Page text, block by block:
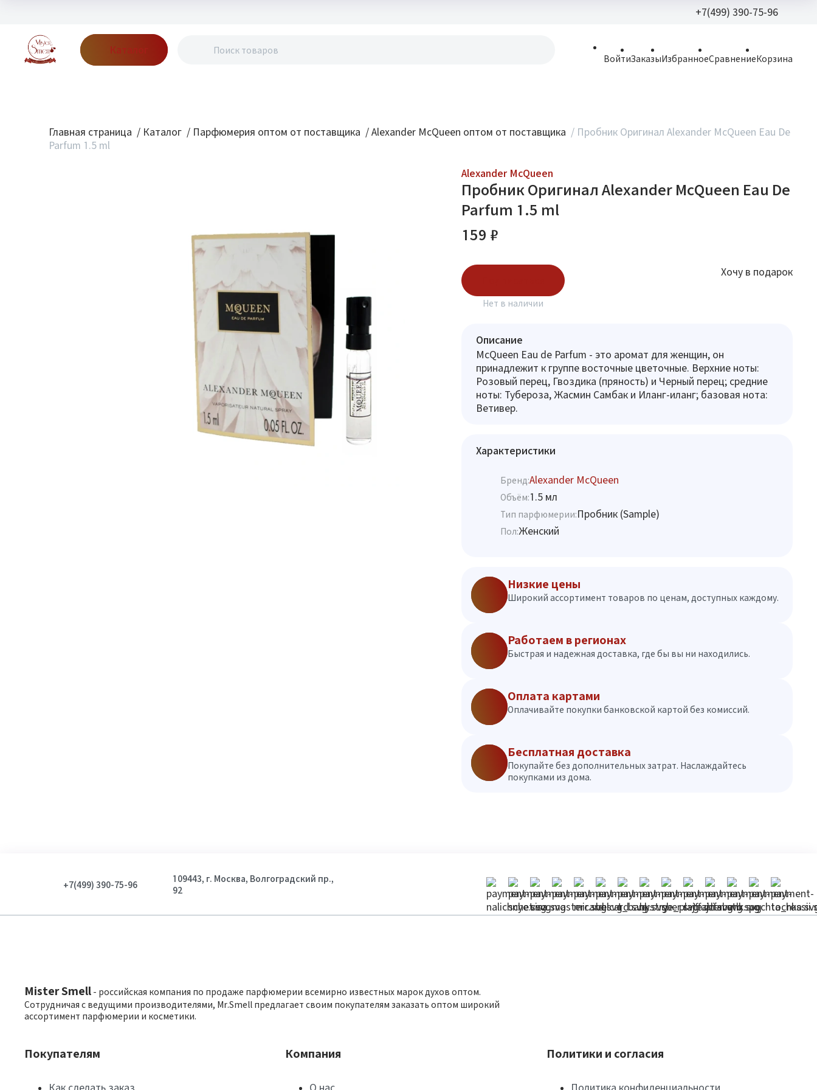
+7(499) 390-75-96
Волгоградский
Каталог
ВойтиЗаказыИзбранноеСравнениеКорзина
Главная страница / Каталог / Парфюмерия оптом от поставщика / Alexander McQueen оптом от поставщика / Пробник Оригинал Alexander McQueen Eau De
Parfum 1.5 ml
Alexander McQueen
Пробник Оригинал Alexander McQueen Eau De
Parfum 1.5 ml
159 ₽
Нет в наличии
Хочу в подарок
Описание
McQueen Eau de Parfum - это аромат для женщин, он
принадлежит к группе восточные цветочные. Верхние ноты:
Розовый перец, Гвоздика (пряность) и Черный перец; средние
ноты: Тубероза, Жасмин Самбак и Иланг-иланг; базовая нота:
Ветивер.
Характеристики
Бренд:Alexander McQueen
Объём:1.5 мл
Тип парфюмерии:Пробник (Sample)
Пол:Женский
Низкие цены
Широкий ассортимент товаров по ценам, доступных каждому.
Работаем в регионах
Быстрая и надежная доставка, где бы вы ни находились.
Оплата картами
Оплачивайте покупки банковской картой без комиссий.
Бесплатная доставка
Покупайте без дополнительных затрат. Наслаждайтесь
покупками из дома.
+7(499) 390-75-96
109443, г. Москва, Волгоградский пр.,
92
Mister Smell - российская компания по продаже парфюмерии всемирно известных марок духов оптом.
Сотрудничая с ведущими производителями, Mr.Smell предлагает своим покупателям заказать оптом широкий
ассортимент парфюмерии и косметики.
Покупателям
Как сделать заказ
Компания
О нас
Политики и согласия
Политика конфиденциальности